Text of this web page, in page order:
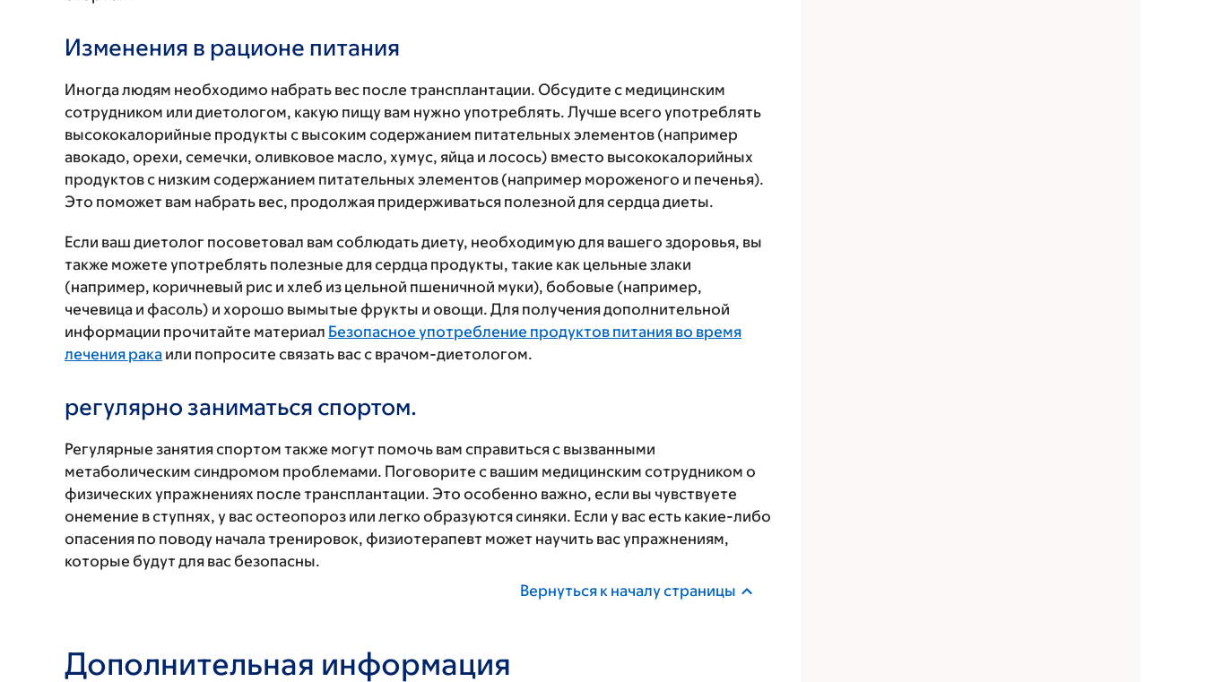
Изменения в рационе питания
Иногда людям необходимо набрать вес после трансплантации. Обсудите с медицинским
сотрудником или диетологом, какую пищу вам нужно употреблять. Лучше всего употреблять
высококалорийные продукты с высоким содержанием питательных элементов (например
авокадо, орехи, семечки, оливковое масло, хумус, яйца и лосось) вместо высококалорийных
продуктов с низким содержанием питательных элементов (например мороженого и печенья).
Это поможет вам набрать вес, продолжая придерживаться полезной для сердца диеты.
Если ваш диетолог посоветовал вам соблюдать диету, необходимую для вашего здоровья, вы
также можете употреблять полезные для сердца продукты, такие как цельные злаки
(например, коричневый рис и хлеб из цельной пшеничной муки), бобовые (например,
чечевица и фасоль) и хорошо вымытые фрукты и овощи. Для получения дополнительной
информации прочитайте материал Безопасное употребление продуктов питания во время
лечения рака или попросите связать вас с врачом-диетологом.
регулярно заниматься спортом.
Регулярные занятия спортом также могут помочь вам справиться с вызванными
метаболическим синдромом проблемами. Поговорите с вашим медицинским сотрудником о
физических упражнениях после трансплантации. Это особенно важно, если вы чувствуете
онемение в ступнях, у вас остеопороз или легко образуются синяки. Если у вас есть какие-либо
опасения по поводу начала тренировок, физиотерапевт может научить вас упражнениям,
которые будут для вас безопасны.
Вернуться к началу страницы
Дополнительная информация